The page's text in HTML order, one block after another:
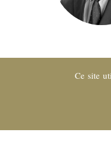
et membre de FIDUCIAIRE |
Ce site